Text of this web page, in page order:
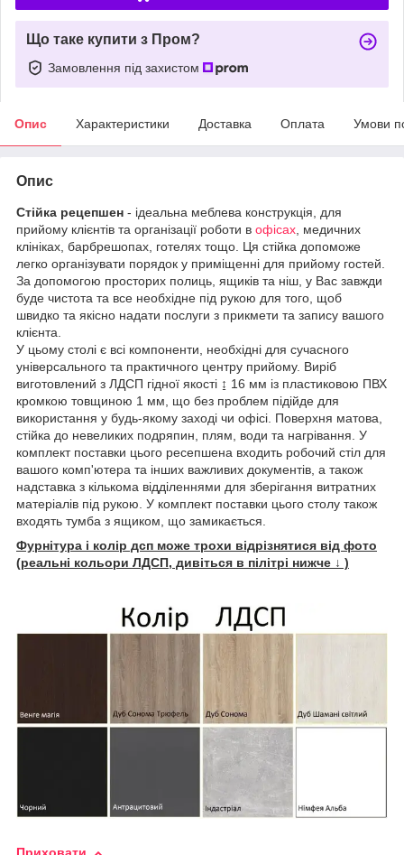
Що таке купити з Пром?
Замовлення під захистом
Опис Характеристики Доставка Оплата Умови
Опис
Стійка рецепшен - ідеальна меблева конструкція, для
прийому клієнтів та організації роботи в офісах , медичних
клініках, барбрешопах, готелях тощо. Ця стійка допоможе
легко організувати порядок у приміщенні для прийому гостей.
За допомогою просторих полиць, ящиків та ніш, у Вас завжди
буде чистота та все необхідне під рукою для того, щоб
швидко та якісно надати послуги з прикмети та запису вашого
клієнта.
У цьому столі є всі компоненти, необхідні для сучасного
універсального та практичного центру прийому. Виріб
виготовлений з ЛДСП гідної якості ↨ 16 мм із пластиковою ПВХ
кромкою товщиною 1 мм, що без проблем підійде для
використання у будь-якому заході чи офісі. Поверхня матова,
стійка до невеликих подряпин, плям, води та нагрівання. У
комплект поставки цього ресепшена входить робочий стіл для
вашого комп'ютера та інших важливих документів, а також
надставка з кількома відділеннями для зберігання витратних
матеріалів під рукою. У комплект поставки цього столу також
входять тумба з ящиком, що замикається.
Фурнітура і колір дсп може трохи відрізнятися від фото
(реальні кольори ЛДСП, дивіться в пілітрі нижче ↓ )